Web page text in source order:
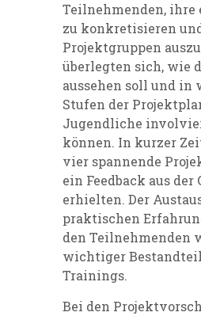
Teilnehmenden, ihre
zu konkretisieren
Projektgruppen
überlegten sich, wie
aussehen soll und in
Stufen der
Jugendliche
können. In kurzer
vier spannende
ein Feedback aus der
erhielten. Der
praktischen
den Teilnehmenden
wichtiger
Trainings.
Bei den